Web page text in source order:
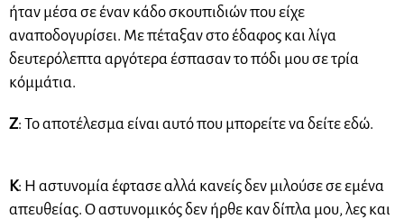
ήταν μέσα σε έναν κάδο σκουπιδιών που είχε
αναποδογυρίσει. Με πέταξαν στο έδαφος και λίγα
δευτερόλεπτα αργότερα έσπασαν το πόδι μου σε τρία
κόμμάτια.
Ζ: Το αποτέλεσμα είναι αυτό που μπορείτε να δείτε εδώ.
Κ: Η αστυνομία έφτασε αλλά κανείς δεν μιλούσε σε εμένα
απευθείας. Ο αστυνομικός δεν ήρθε καν δίπλα μου, λες και